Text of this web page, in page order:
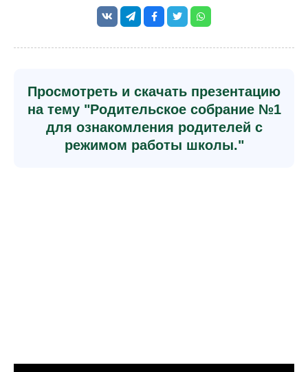
Просмотреть и скачать презентацию
на тему "Родительское собрание №1
для ознакомления родителей с
режимом работы школы."